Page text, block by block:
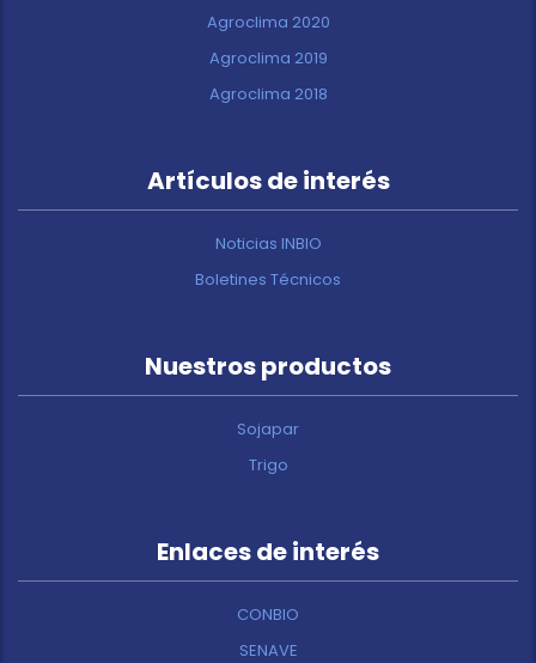
Agroclima 2020
Agroclima 2019
Agroclima 2018
Artículos de interés
Noticias INBIO
Boletines Técnicos
Nuestros productos
Sojapar
Trigo
Enlaces de interés
CONBIO
SENAVE